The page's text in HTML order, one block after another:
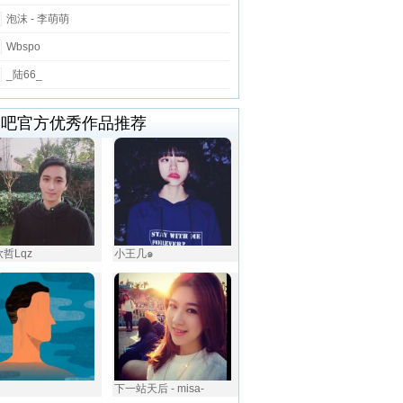
泡沫 - 李萌萌
Wbspo
_陆66_
官方优秀作品推荐
哲Lqz 小王几๑
下一站天后 - misa-